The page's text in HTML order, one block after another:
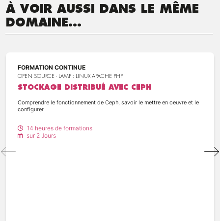
À VOIR AUSSI DANS LE MÊME
DOMAINE...
FORMATION CONTINUE
OPEN SOURCE - LAMP : LINUX APACHE PHP
STOCKAGE DISTRIBUÉ AVEC CEPH
Comprendre le fonctionnement de Ceph, savoir le mettre en oeuvre et le
configurer.
14 heures de formations
sur 2 Jours